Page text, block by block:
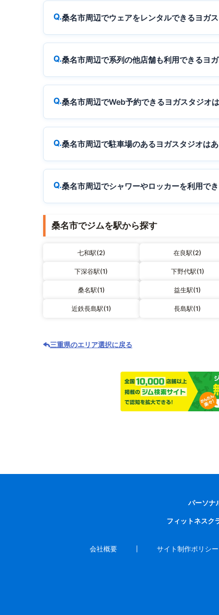
桑名市周辺でウェアをレンタルできるヨガ
桑名市周辺で系列の他店舗も利用できるヨ
桑名市周辺でWeb予約できるヨガスタジオ
桑名市周辺で駐車場のあるヨガスタジオは
桑名市周辺でシャワーやロッカーを利用で
桑名市でジムを駅から探す
七和駅(2) 在良駅(2)
下深谷駅(1) 下野代駅(1)
桑名駅(1) 益生駅(1)
近鉄長島駅(1) 長島駅(1)
三重県のエリア選択に戻る
パーソナ
フィットネスク
会社概要 サイト制作ポリシー